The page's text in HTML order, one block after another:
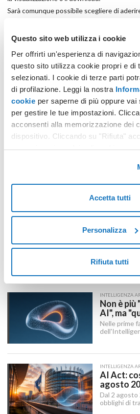
Questo sito web utilizza i cookie
Per offrirti un'esperienza di
questo sito utilizza cookie propri e di
selezionati. I cookie di terze parti
di profilazione. Leggi la nostra
cookie per saperne di più oppure vai
per gestire le tue impostazioni.
acconsenti alla memorizzazione dei
dispositivo. Cliccando su "Rifiuta"
memorizzazione dei soli cookie
Accetta tutti
Personalizza
Rifiuta tutti
Sarà comunque possibile scegliere di
saranno consultabili soltanto le fatture
attestata dall’Agenzia.
ARTICOLI RECENTI
perdere
Redirect
Checklist
degli URL o
perdere
ricerca.
INTELLIGENZA
Non è più
AI", ma
dati,
Nelle prime
"Quale
INTELLIGENZA
AI Act:
agosto
integra
Dal 2
obblighi di